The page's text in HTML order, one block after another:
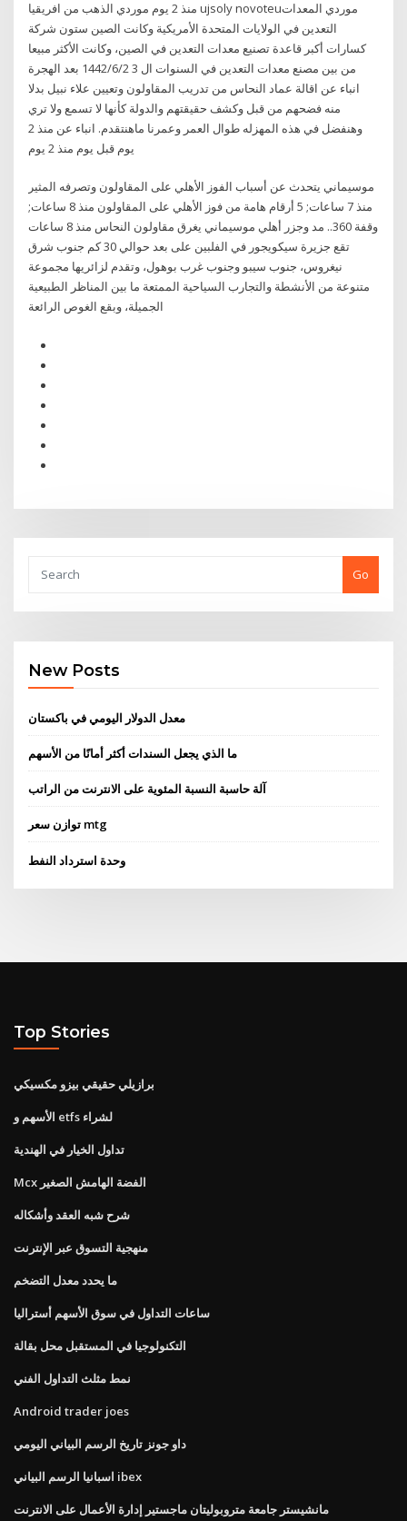
منذ 2 يوم موردي الذهب من افريقيا ujsoly novoteuموردي المعدات
التعدين في الولايات المتحدة الأمريكية وكانت الصين ستون شركة
كسارات أكبر قاعدة تصنيع معدات التعدين في الصين، وكانت الأكثر مبيعا
من بين مصنع معدات التعدين في السنوات ال 3 2‏‏/6‏‏/1442 بعد الهجرة
انباء عن اقالة عماد النحاس من تدريب المقاولون وتعيين علاء نبيل بدلا
منه فضحهم من قبل وكشف حقيقتهم والدولة كأنها لا تسمع ولا تري
وهنفضل في هذه المهزله طوال العمر وعمرنا ماهنتقدم. انباء عن منذ 2
يوم قبل يوم منذ 2 يوم
موسيماني يتحدث عن أسباب الفوز الأهلي على المقاولون وتصرفه المثير
منذ 7 ساعات; 5 أرقام هامة من فوز الأهلي على المقاولون منذ 8 ساعات;
وقفة 360.. مد وجزر أهلي موسيماني يغرق مقاولون النحاس منذ 8 ساعات
تقع جزيرة سيكويجور في الفلبين على بعد حوالي 30 كم جنوب شرق
نيغروس، جنوب سيبو وجنوب غرب بوهول، وتقدم لزائريها مجموعة
متنوعة من الأنشطة والتجارب السياحية الممتعة ما بين المناظر الطبيعية
الجميلة، وبقع الغوص الرائعة
Go
New Posts
معدل الدولار اليومي في باكستان
ما الذي يجعل السندات أكثر أمانًا من الأسهم
آلة حاسبة النسبة المئوية على الانترنت من الراتب
توازن سعر mtg
وحدة استرداد النفط
Top Stories
برازيلي حقيقي بيزو مكسيكي
الأسهم و etfs لشراء
تداول الخيار في الهندية
Mcx الفضة الهامش الصغير
شرح شبه العقد وأشكاله
منهجية التسوق عبر الإنترنت
ما يحدد معدل التضخم
ساعات التداول في سوق الأسهم أستراليا
التكنولوجيا في المستقبل محل بقالة
نمط مثلث التداول الفني
Android trader joes
داو جونز تاريخ الرسم البياني اليومي
اسبانيا الرسم البياني ibex
مانشيستر جامعة متروبوليتان ماجستير إدارة الأعمال على الانترنت